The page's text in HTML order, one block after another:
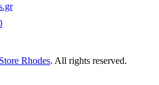
Rhodes. All rights reserved.